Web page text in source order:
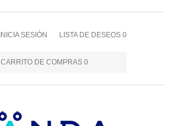
INICIA SESIÓN LISTA DE DESEOS 0
CARRITO DE COMPRAS 0